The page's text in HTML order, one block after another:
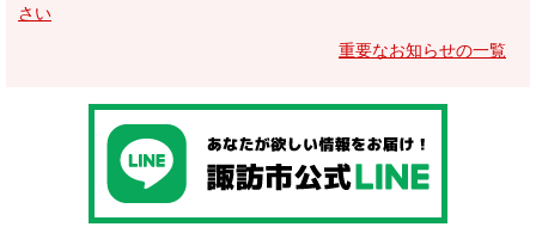
さい
重要なお知らせの一覧